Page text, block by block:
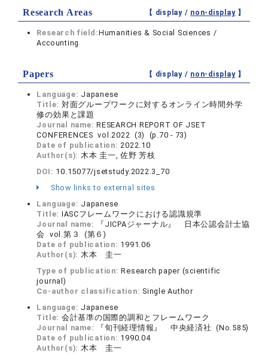
Research Areas 【 display / non-display】
Research field:Humanities & Social Sciences /
Accounting
Papers 【 display / non-display】
Language: Japanese
Title: 対面グループワークに対するオンライン時間外学
修の効果と課題
Journal name:RESEARCH REPORT OF JSET
CONFERENCES vol.2022 (3) (p.70 - 73)
Date of publication:2022.10
Author(s): 木本 圭一, 佐野 芳枝
DOI: 10.15077/jsetstudy.2022.3_70
Show links to external sites
Language: Japanese
Title: IASCフレームワークにおける認識規準
Journal name:
『JICPAジャーナル』 日本公認会計士協
会 vol.第３ (第６)
Date of publication: 1991.06
Author(s): 木本 圭一
Type of publication:Research paper (scientific
journal)
Co-author classification: Single Author
Language: Japanese
Title: 会計基準の国際的調和とフレームワーク
Journal name:
『旬刊経理情報』 中央経済社 (No.585)
Date of publication: 1990.04
Author(s): 木本 圭一